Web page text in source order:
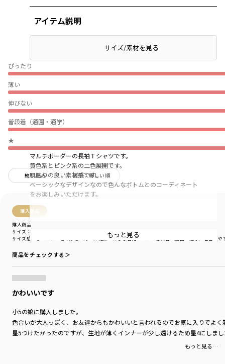
ぴったり
薄い
伸びない
普段着（通園・通学）
★
絞り込み 表示：新しい順
購入商品
購入商品
サイズ感 ：伸びる着用シーン 着替え
サイズ：150cm
商品をチェックする＞
かわいいです
小5の娘に購入しました。
色合いが大人っぽく、お友達からもかわいいと言われるのでお気に入りでよく
星5つけたかったのですが、生地が薄くインナーが少し透けるため星4にしま
もっと見る…
アイテム説明
サイズ/素材を見る
マルチボーダーの長袖Ｔシャツです。
黄色系とピンク系の二色展開です。
肌触りの良い素材感です。
ベーシックなデザインなので色んなボトムとのコーディネート
をお楽しみいただけます。
-----
伸縮性：あり
サイズ：サイズ100
シーズン
／アウトレット
カテゴリ
／トップス>長袖Tシャツ・7分袖Tシャツ
カラー
／ピンク
もっと見る